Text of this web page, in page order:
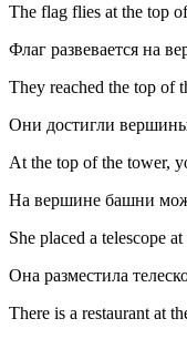
The flag flies at the top
Флаг развевается на
They reached the top of
Они достигли
At the top of the tower,
На вершине башни
She placed a telescope
Она разместила
There is a restaurant at